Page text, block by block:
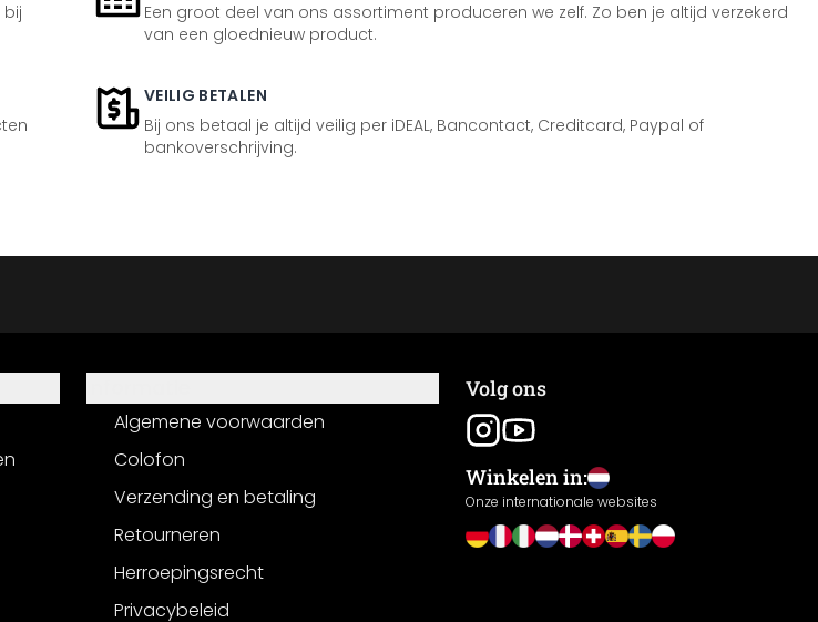
Een groot deel van ons assortiment produceren we zelf. Zo ben je altijd verzekerd
van een gloednieuw product.
VEILIG BETALEN
Bij ons betaal je altijd veilig per iDEAL, Bancontact, Creditcard, Paypal of
bankoverschrijving.
Algemene voorwaarden
Colofon
Verzending en betaling
Retourneren
Herroepingsrecht
Privacybeleid
Volg ons
Winkelen in:
Onze internationale websites